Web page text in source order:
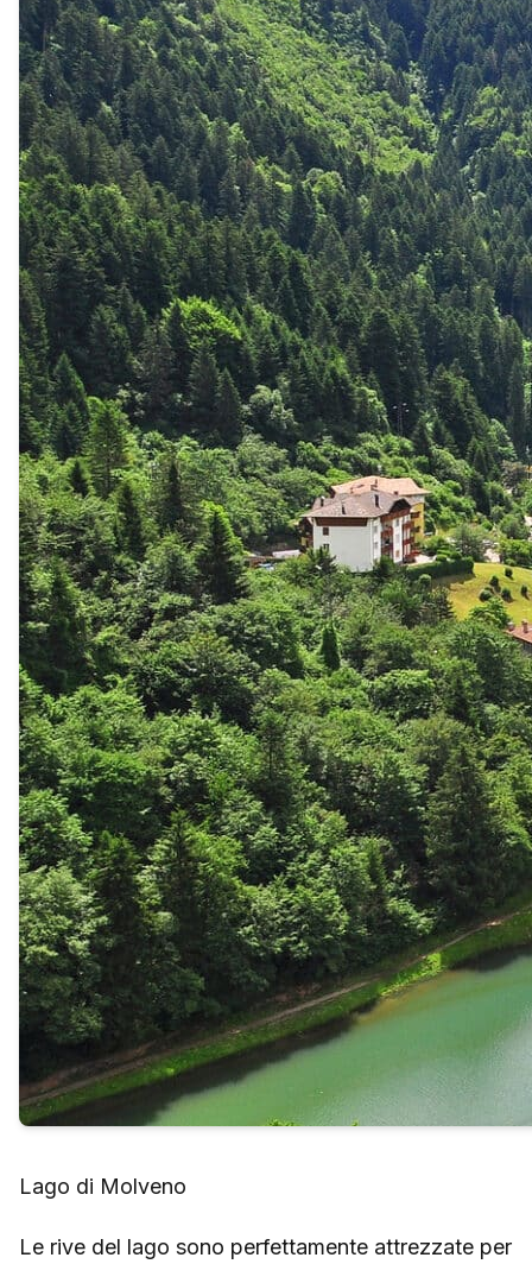
Lago di Molveno
Le rive del lago sono perfettamente attrezzate per